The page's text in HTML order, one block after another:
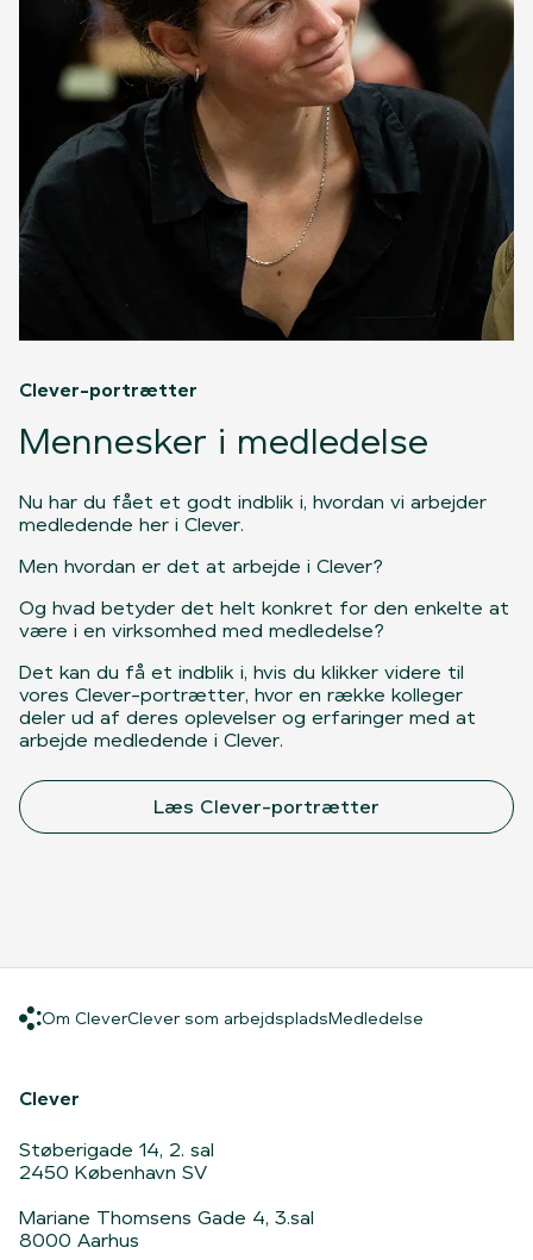
Clever-portrætter
Mennesker i medledelse
Nu har du fået et godt indblik i, hvordan vi arbejder
medledende her i Clever.
Men hvordan er det at arbejde i Clever?
Og hvad betyder det helt konkret for den enkelte at
være i en virksomhed med medledelse?
Det kan du få et indblik i, hvis du klikker videre til
vores Clever-portrætter, hvor en række kolleger
deler ud af deres oplevelser og erfaringer med at
arbejde medledende i Clever.
Læs Clever-portrætter
Om CleverOm Clever
Clever som arbejdspladsClever som arbejdsplads
Medledelse
Clever
Støberigade 14, 2. sal
2450 København SV
Mariane Thomsens Gade 4, 3.sal
8000 Aarhus